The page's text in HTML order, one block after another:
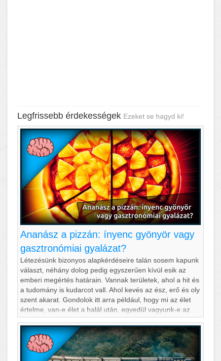
Legfrissebb érdekességek Ezeket se hagyd ki!
Ananász a pizzán: ínyenc gyönyör vagy
gasztronómiai gyalázat?
Létezésünk bizonyos alapkérdéseire talán sosem kapunk
választ, néhány dolog pedig egyszerűen kívül esik az
emberi megértés határain. Vannak területek, ahol a hit és
a tudomány is kudarcot vall. Ahol kevés az ész, erő és oly
szent akarat. Gondolok itt arra például, hogy mi az élet
értelme, van-e élet a halál után, egyedül vagyunk-e az
univerzumban, van-e szabad akaratunk vagy sorsunk
determinált. Kell-e ananász a pizzára vagy sem.